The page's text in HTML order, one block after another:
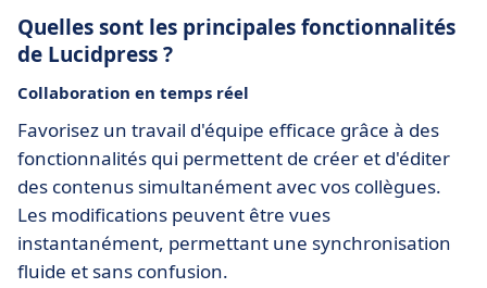
Quelles sont les principales fonctionnalités
de Lucidpress ?
Collaboration en temps réel
Favorisez un travail d'équipe efficace grâce à des
fonctionnalités qui permettent de créer et d'éditer
des contenus simultanément avec vos collègues.
Les modifications peuvent être vues
instantanément, permettant une synchronisation
fluide et sans confusion.